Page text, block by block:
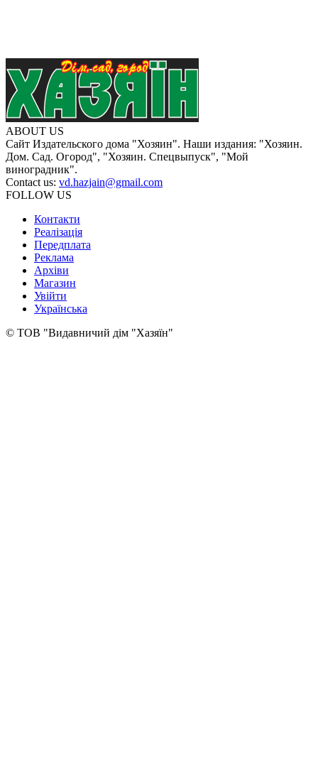
ABOUT US
Сайт Издательского дома "Хозяин". Наши издания: "Хозяин.
Дом. Сад. Огород", "Хозяин. Спецвыпуск", "Мой
виноградник".
Contact us: vd.hazjain@gmail.com
FOLLOW US
Контакти
Реалізація
Передплата
Реклама
Архіви
Магазин
Увійти
Українська
© ТОВ "Видавничий дім "Хазяїн"